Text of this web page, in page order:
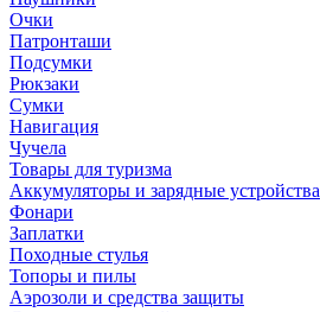
Очки
Патронташи
Подсумки
Рюкзаки
Сумки
Навигация
Чучела
Товары для туризма
Аккумуляторы и зарядные устройства
Фонари
Заплатки
Походные стулья
Топоры и пилы
Аэрозоли и средства защиты